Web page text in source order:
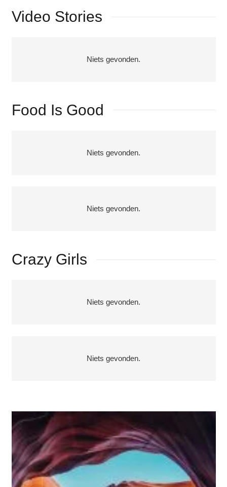
Video Stories
Niets gevonden.
Food Is Good
Niets gevonden.
Niets gevonden.
Crazy Girls
Niets gevonden.
Niets gevonden.